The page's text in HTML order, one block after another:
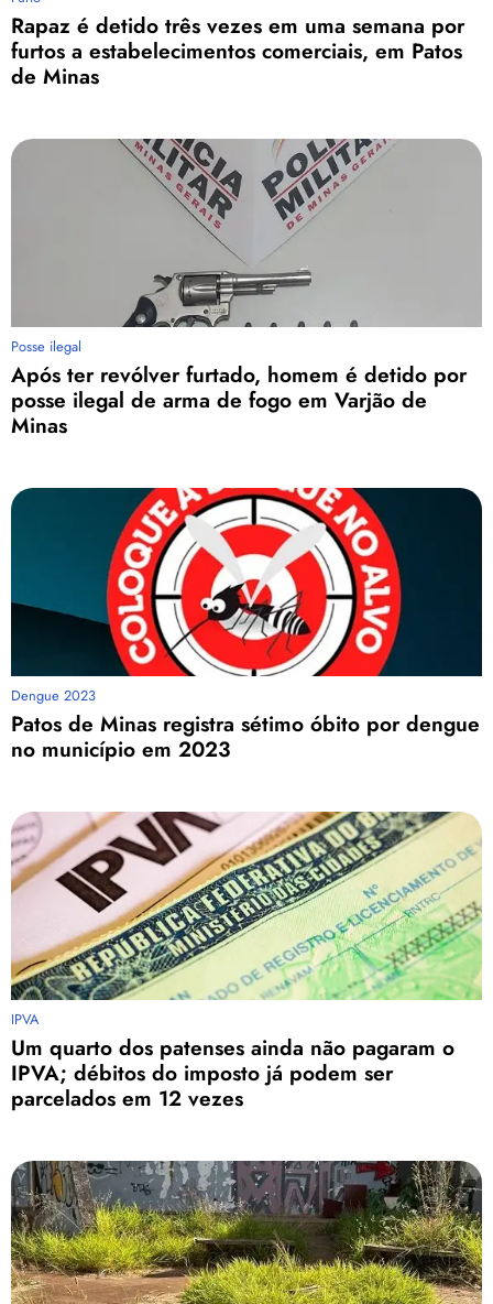
Rapaz é detido três vezes em uma semana por
furtos a estabelecimentos comerciais, em Patos
de Minas
Posse ilegal
Após ter revólver furtado, homem é detido por
posse ilegal de arma de fogo em Varjão de
Minas
Dengue 2023
Patos de Minas registra sétimo óbito por dengue
no município em 2023
IPVA
Um quarto dos patenses ainda não pagaram o
IPVA; débitos do imposto já podem ser
parcelados em 12 vezes